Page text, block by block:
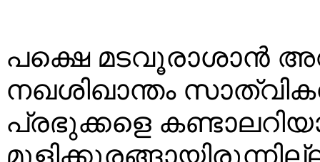
പക്ഷെ മടവൂരാശാൻ
നഖശിഖാന്തം
പ്രഭുക്കളെ